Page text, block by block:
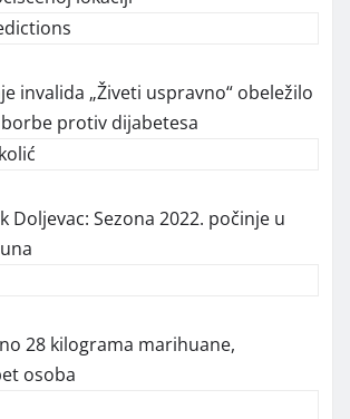
invalida „Živeti uspravno“ obeležilo
protiv dijabetesa
Doljevac: Sezona 2022. počinje u
28 kilograma marihuane,
osoba